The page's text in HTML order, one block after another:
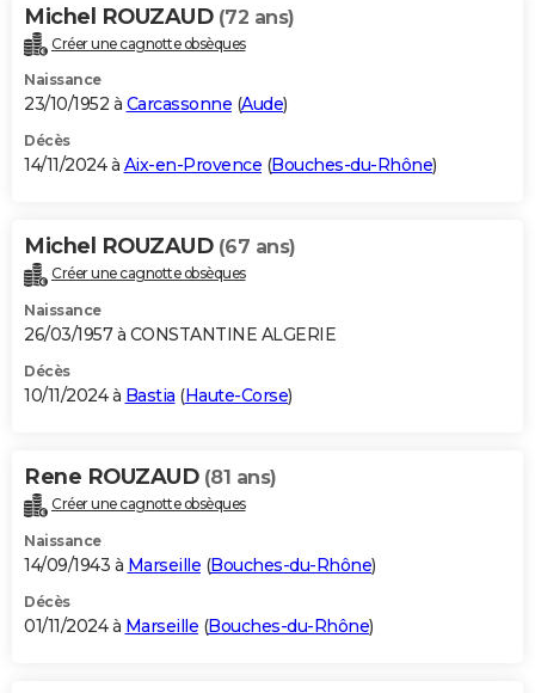
Michel ROUZAUD (72 ans)
Créer une cagnotte obsèques
Naissance
23/10/1952 à Carcassonne (Aude)
Décès
14/11/2024 à Aix-en-Provence (Bouches-du-Rhône)
Michel ROUZAUD (67 ans)
Créer une cagnotte obsèques
Naissance
26/03/1957 à CONSTANTINE ALGERIE
Décès
10/11/2024 à Bastia (Haute-Corse)
Rene ROUZAUD (81 ans)
Créer une cagnotte obsèques
Naissance
14/09/1943 à Marseille (Bouches-du-Rhône)
Décès
01/11/2024 à Marseille (Bouches-du-Rhône)